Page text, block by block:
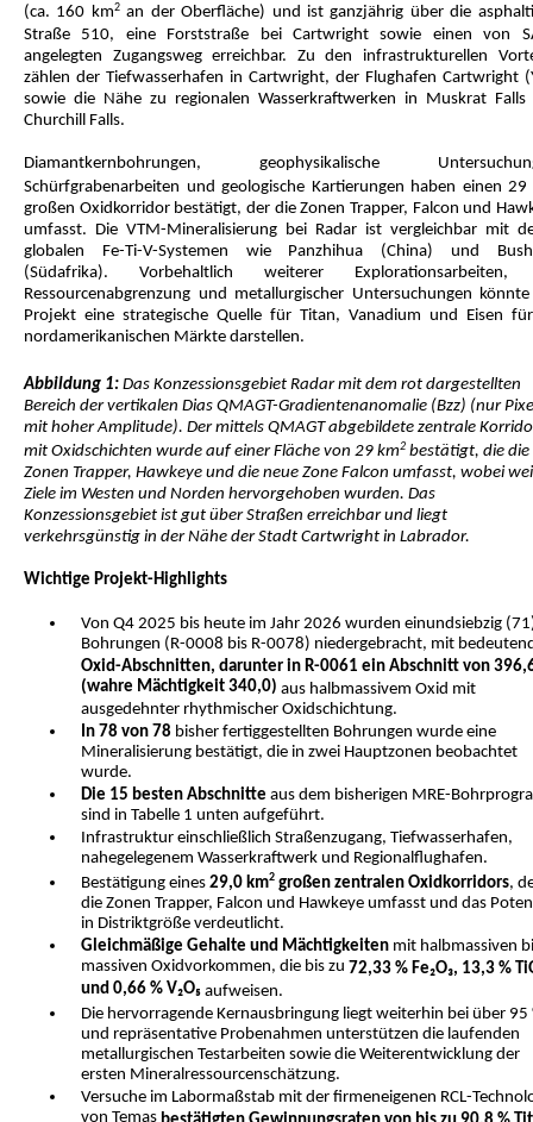
(ca. 160 km2an der Oberfläche) und ist ganzjährig über die
Straße 510, eine Forststraße bei Cartwright sowie einen von
angelegten Zugangsweg erreichbar. Zu den infrastrukturellen
zählen der Tiefwasserhafen in Cartwright, der Flughafen Cartwright
sowie die Nähe zu regionalen Wasserkraftwerken in Muskrat Falls
Churchill Falls.
Diamantkernbohrungen, geophysikalische
Schürfgrabenarbeiten und geologische Kartierungen haben einen 29
großen Oxidkorridor bestätigt, der die Zonen Trapper, Falcon und
umfasst. Die VTM-Mineralisierung bei Radar ist vergleichbar mit
globalen Fe-Ti-V-Systemen wie Panzhihua (China) und
(Südafrika). Vorbehaltlich weiterer Explorationsarbeiten,
Ressourcenabgrenzung und metallurgischer Untersuchungen
Projekt eine strategische Quelle für Titan, Vanadium und Eisen
nordamerikanischen Märkte darstellen.
Abbildung 1: Das Konzessionsgebiet Radar mit dem rot dargestellten
Bereich der vertikalen Dias QMAGT-Gradientenanomalie (Bzz) (nur
mit hoher Amplitude). Der mittels QMAGT abgebildete zentrale
mit Oxidschichten wurde auf einer Fläche von 29 km2 bestätigt, die die
Zonen Trapper, Hawkeye und die neue Zone Falcon umfasst, wobei
Ziele im Westen und Norden hervorgehoben wurden. Das
Konzessionsgebiet ist gut über Straßen erreichbar und liegt
verkehrsgünstig in der Nähe der Stadt Cartwright in Labrador.
Wichtige Projekt-Highlights
Von Q4 2025 bis heute im Jahr 2026 wurden einundsiebzig
Bohrungen (R-0008 bis R-0078) niedergebracht, mit
Oxid-Abschnitten, darunter in R-0061 ein Abschnitt von
(wahre Mächtigkeit 340,0) aus halbmassivem Oxid mit
ausgedehnter rhythmischer Oxidschichtung.
In 78 von 78bisher fertiggestellten Bohrungen wurde eine
Mineralisierung bestätigt, die in zwei Hauptzonen beobachtet
wurde.
Die 15 besten Abschnitte aus dem bisherigen MRE-
sind in Tabelle 1 unten aufgeführt.
Infrastruktur einschließlich Straßenzugang, Tiefwasserhafen,
nahegelegenem Wasserkraftwerk und Regionalflughafen.
Bestätigung eines 29,0 km2großen zentralen Oxidkorridors,
die Zonen Trapper, Falcon und Hawkeye umfasst und das
in Distriktgröße verdeutlicht.
Gleichmäßige Gehalte und Mächtigkeitenmit halbmassiven
massiven Oxidvorkommen, die bis zu 72,33 % Fe₂O₃, 13,3 %
und 0,66 % V₂O₅aufweisen.
Die hervorragende Kernausbringung liegt weiterhin bei über 95
und repräsentative Probenahmen unterstützen die laufenden
metallurgischen Testarbeiten sowie die Weiterentwicklung der
ersten Mineralressourcenschätzung.
Versuche im Labormaßstab mit der firmeneigenen RCL-